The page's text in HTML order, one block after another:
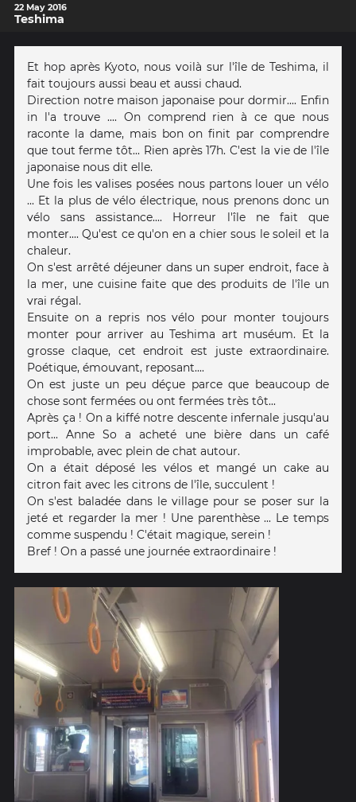
22 May 2016
Teshima
Et hop après Kyoto, nous voilà sur l'île de Teshima, il
fait toujours aussi beau et aussi chaud.
Direction notre maison japonaise pour dormir.... Enfin
in l'a trouve .... On comprend rien à ce que nous
raconte la dame, mais bon on finit par comprendre
que tout ferme tôt... Rien après 17h. C'est la vie de l'île
japonaise nous dit elle.
Une fois les valises posées nous partons louer un vélo
... Et la plus de vélo électrique, nous prenons donc un
vélo sans assistance.... Horreur l'île ne fait que
monter.... Qu'est ce qu'on en a chier sous le soleil et la
chaleur.
On s'est arrêté déjeuner dans un super endroit, face à
la mer, une cuisine faite que des produits de l'île un
vrai régal.
Ensuite on a repris nos vélo pour monter toujours
monter pour arriver au Teshima art muséum. Et la
grosse claque, cet endroit est juste extraordinaire.
Poétique, émouvant, reposant....
On est juste un peu déçue parce que beaucoup de
chose sont fermées ou ont fermées très tôt...
Après ça ! On a kiffé notre descente infernale jusqu'au
port... Anne So a acheté une bière dans un café
improbable, avec plein de chat autour.
On a était déposé les vélos et mangé un cake au
citron fait avec les citrons de l'île, succulent !
On s'est baladée dans le village pour se poser sur la
jeté et regarder la mer ! Une parenthèse ... Le temps
comme suspendu ! C'était magique, serein !
Bref ! On a passé une journée extraordinaire !